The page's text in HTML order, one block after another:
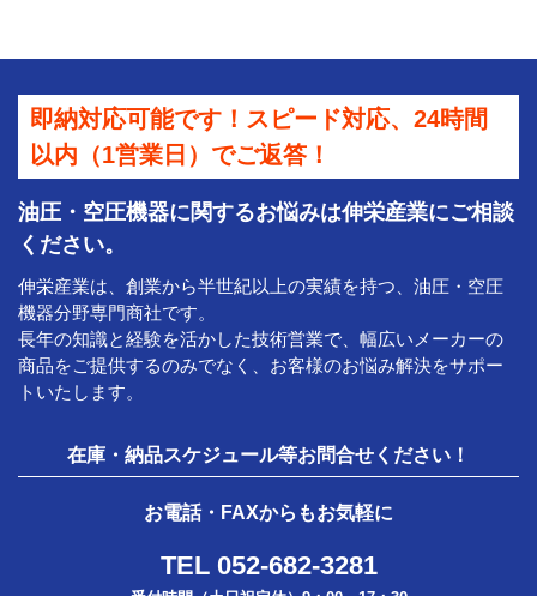
即納対応可能です！スピード対応、24時間
以内（1営業日）でご返答！
油圧・空圧機器に関するお悩みは伸栄産業にご相談
ください。
伸栄産業は、創業から半世紀以上の実績を持つ、油圧・空圧
機器分野専門商社です。
長年の知識と経験を活かした技術営業で、幅広いメーカーの
商品をご提供するのみでなく、お客様のお悩み解決をサポー
トいたします。
在庫・納品スケジュール等お問合せください！
お電話・FAXからもお気軽に
TEL 052-682-3281